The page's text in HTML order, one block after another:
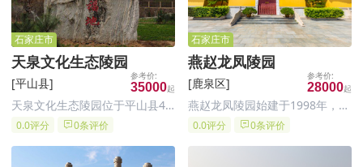
石家庄市
天泉文化生态陵园
[平山县] 35000
天泉文化生态陵园位于平山县4A
级小镇温塘镇西侧3公里处，毗
山，左有龙山之吉祥，右傍虎山
0.0评分 0条评价
石家庄市
​燕赵龙凤陵园
[鹿泉区] 28000
燕赵龙凤陵园始建于1998年，经
河北省民政厅、石家庄市人民政
0.0评分 0条评价